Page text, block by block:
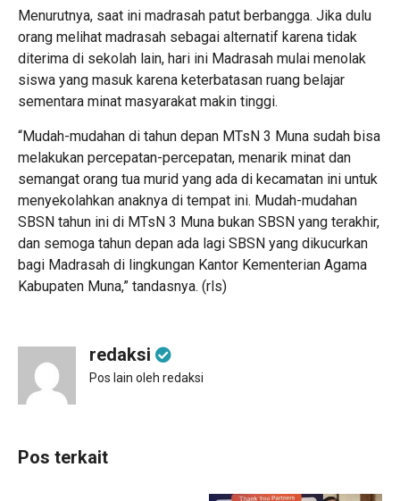
Menurutnya, saat ini madrasah patut berbangga. Jika dulu
orang melihat madrasah sebagai alternatif karena tidak
diterima di sekolah lain, hari ini Madrasah mulai menolak
siswa yang masuk karena keterbatasan ruang belajar
sementara minat masyarakat makin tinggi.
“Mudah-mudahan di tahun depan MTsN 3 Muna sudah bisa
melakukan percepatan-percepatan, menarik minat dan
semangat orang tua murid yang ada di kecamatan ini untuk
menyekolahkan anaknya di tempat ini. Mudah-mudahan
SBSN tahun ini di MTsN 3 Muna bukan SBSN yang terakhir,
dan semoga tahun depan ada lagi SBSN yang dikucurkan
bagi Madrasah di lingkungan Kantor Kementerian Agama
Kabupaten Muna,” tandasnya. (rls)
redaksi
Pos lain oleh redaksi
Pos terkait